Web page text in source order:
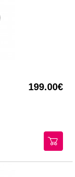
199.00